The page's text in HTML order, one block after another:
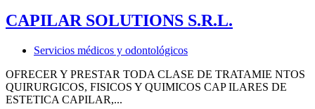
CAPILAR SOLUTIONS S.R.L.
Servicios médicos y odontológicos
OFRECER Y PRESTAR TODA CLASE DE TRATAMIE NTOS
QUIRURGICOS, FISICOS Y QUIMICOS CAP ILARES DE
ESTETICA CAPILAR,...